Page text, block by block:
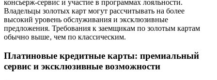
консьерж-сервис и участие в программах лояльности.
Владельцы золотых карт могут рассчитывать на более
высокий уровень обслуживания и эксклюзивные
предложения. Требования к заемщикам по золотым картам
обычно выше‚ чем по классическим.
Платиновые кредитные карты: премиальный
сервис и эксклюзивные возможности